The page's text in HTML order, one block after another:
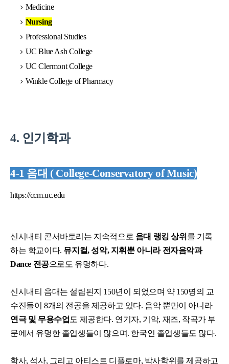
Medicine
Nursing
Professional Studies
UC Blue Ash College
UC Clermont College
Winkle College of Pharmacy
4. 인기학과
4-1 음대 ( College-Conservatory of Music)
https://ccm.uc.edu
신시내티 콘서바토리는 지속적으로 음대 랭킹 상위 를 기록
하는 학교이다. 뮤지컬, 성악, 지휘뿐 아니라 전자음악과
Dance 전공으로도 유명하다.
신시내티 음대는 설립된지 150년이 되었으며 약 150명의 교
수진들이 8개의 전공을 제공하고 있다. 음악 뿐만이 아니라
연극 및 무용수업 도 제공한다. 연기자, 기악, 재즈, 작곡가 부
문에서 유명한 졸업생들이 많으며. 한국인 졸업생들도 많다.
학사, 석사, 그리고 아티스트 디플로마, 박사학위를 제공하고